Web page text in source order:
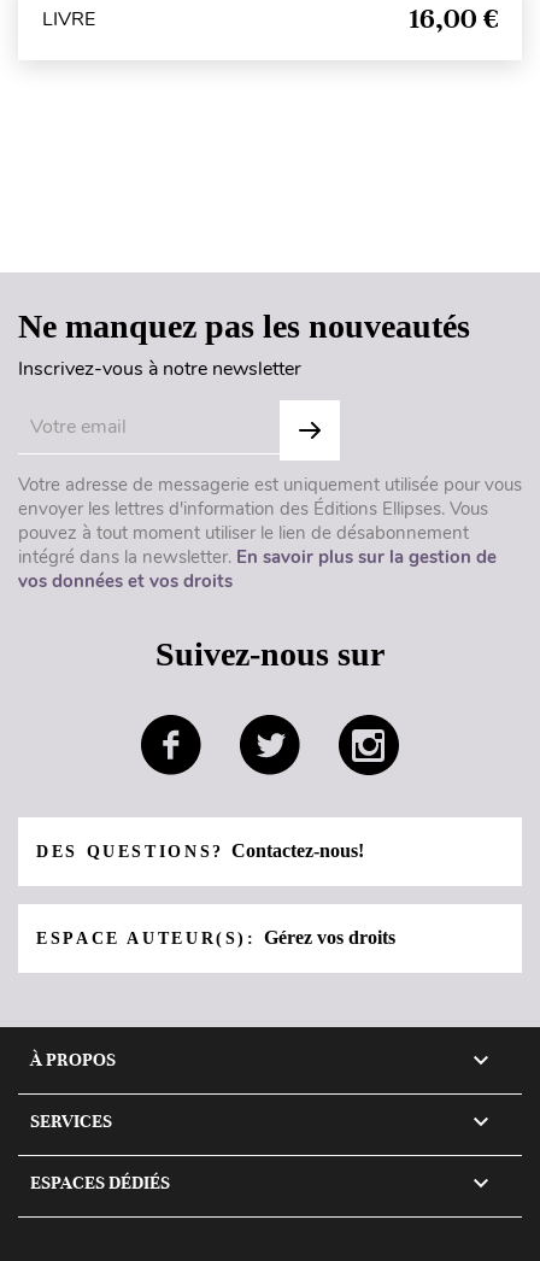
LIVRE 16,00 €
Ne manquez pas les nouveautés
Inscrivez-vous à notre newsletter
Votre adresse de messagerie est uniquement utilisée pour vous
envoyer les lettres d'information des Éditions Ellipses. Vous
pouvez à tout moment utiliser le lien de désabonnement
intégré dans la newsletter. En savoir plus sur la gestion de
vos données et vos droits
Suivez-nous sur
DES QUESTIONS?Contactez-nous!
ESPACE AUTEUR(S):Gérez vos droits
À PROPOS 
SERVICES 
ESPACES DÉDIÉS 